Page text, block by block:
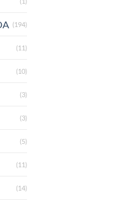
(194)
(11)
(10)
(3)
(3)
(5)
(11)
(14)